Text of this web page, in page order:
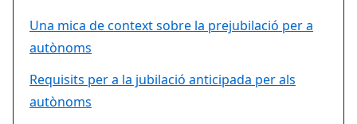
Una mica de context sobre la prejubilació per a
autònoms
Requisits per a la jubilació anticipada per als
autònoms